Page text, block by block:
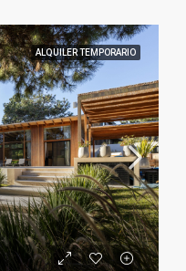
ALQUILER TEMPORARIO